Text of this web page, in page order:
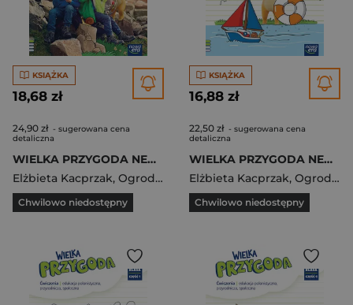
KSIĄŻKA
18,68 zł
24,90 zł - sugerowana cena
detaliczna
WIELKA PRZYGODA NEON klasa 1 część 1 Podręcznik zintegrowany EDYCJA 2023-2025
Elżbieta Kacprzak, Ogrodowczyk Małgorzata ,Wójcicka
Chwilowo niedostępny
KSIĄŻKA
16,88 zł
22,50 zł - sugerowana cena
detaliczna
WIELKA PRZYGODA NEON klasa 1 część 2 Zeszyt ćwiczeń zintegrowanych EDYCJA 2023-2025
Elżbieta Kacprzak, Ogrodowczyk Małgorzata
Chwilowo niedostępny